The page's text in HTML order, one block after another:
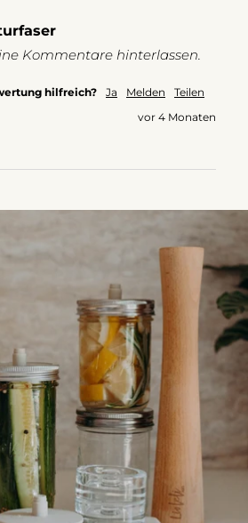
Kommentare hinterlassen.
hilfreich? Ja Melden
Teilen
vor 4 Monaten